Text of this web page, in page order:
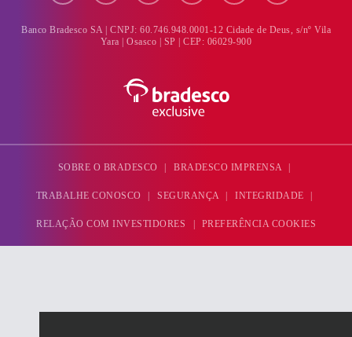
Banco Bradesco SA | CNPJ: 60.746.948.0001-12 Cidade de Deus, s/nº Vila
Yara | Osasco | SP | CEP: 06029-900
SOBRE O BRADESCO | BRADESCO IMPRENSA |
TRABALHE CONOSCO | SEGURANÇA | INTEGRIDADE |
RELAÇÃO COM INVESTIDORES | PREFERÊNCIA COOKIES